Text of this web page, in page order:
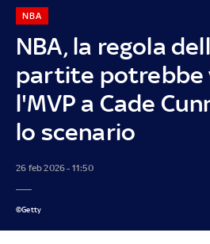
NBA, la regola
partite potrebbe
l'MVP a Cade
lo scenario
NBA
26 feb 2026 - 11:50
©Getty